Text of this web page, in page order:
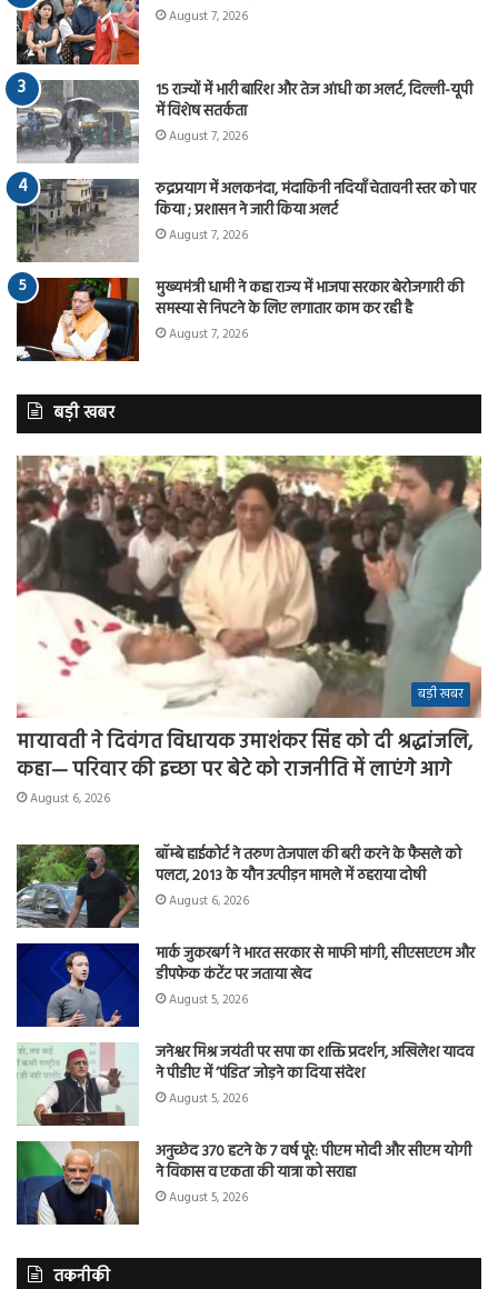
August 7, 2026
15 राज्यों में भारी बारिश और तेज आंधी का अलर्ट, दिल्ली-यूपी
में विशेष सतर्कता
August 7, 2026
रुद्रप्रयाग में अलकनंदा, मंदाकिनी नदियाँ चेतावनी स्तर को पार
किया ; प्रशासन ने जारी किया अलर्ट
August 7, 2026
मुख्यमंत्री धामी ने कहा राज्य में भाजपा सरकार बेरोजगारी की
समस्या से निपटने के लिए लगातार काम कर रही है
August 7, 2026
बड़ी खबर
बड़ी खबर
मायावती ने दिवंगत विधायक उमाशंकर सिंह को दी श्रद्धांजलि,
कहा— परिवार की इच्छा पर बेटे को राजनीति में लाएंगे आगे
August 6, 2026
बॉम्बे हाईकोर्ट ने तरुण तेजपाल की बरी करने के फैसले को
पलटा, 2013 के यौन उत्पीड़न मामले में ठहराया दोषी
August 6, 2026
मार्क जुकरबर्ग ने भारत सरकार से माफी मांगी, सीएसएएम और
डीपफेक कंटेंट पर जताया खेद
August 5, 2026
जनेश्वर मिश्र जयंती पर सपा का शक्ति प्रदर्शन, अखिलेश यादव
ने पीडीए में ‘पंडित’ जोड़ने का दिया संदेश
August 5, 2026
अनुच्छेद 370 हटने के 7 वर्ष पूरे: पीएम मोदी और सीएम योगी
ने विकास व एकता की यात्रा को सराहा
August 5, 2026
तकनीकी